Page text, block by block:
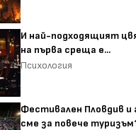
И най-подходящият
на първа среща е...
Психология
Фестивален Пловдив и
сме за повече